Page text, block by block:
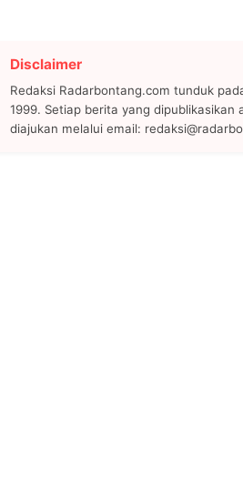
Disclaimer
Redaksi Radarbontang.com tunduk
1999. Setiap berita yang
diajukan melalui email: